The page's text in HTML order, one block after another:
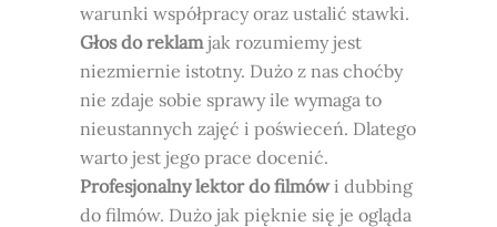
warunki współpracy oraz ustalić stawki.
Głos do reklam jak rozumiemy jest
niezmiernie istotny. Dużo z nas choćby
nie zdaje sobie sprawy ile wymaga to
nieustannych zajęć i poświeceń. Dlatego
warto jest jego prace docenić.
Profesjonalny lektor do filmówi dubbing
do filmów. Dużo jak pięknie się je ogląda